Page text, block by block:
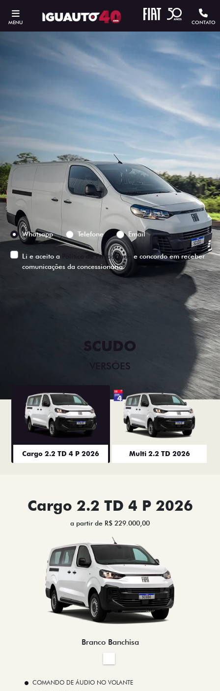
MENU CONTATO
ESTOU INTERESSADO
Preferência de contato:
Whatsapp
Telefone Email
Li e aceito a Política de Privacidade e concordo em receber
comunicações da concessionária.
SCUDO
VERSÕES
Cargo 2.2 TD 4 P 2026 Multi 2.2 TD 2026
Cargo 2.2 TD 4 P 2026
a partir de R$ 229.000,00
Branco Banchisa
COMANDO DE ÁUDIO NO VOLANTE